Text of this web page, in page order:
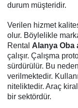
durum müşteridir.
Verilen hizmet
olur. Böylelikle
Rental Alanya Oba
çalışır. Çalışma
sürdürülür. Bu
verilmektedir.
niteliktedir. Araç
bir sektördür.